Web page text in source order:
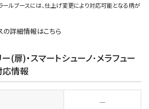
ールブースには、仕上げ変更により対応可能となる柄が
の詳細情報はこちら
(扉)・スマートシューノ･メラフュー
応情報
―